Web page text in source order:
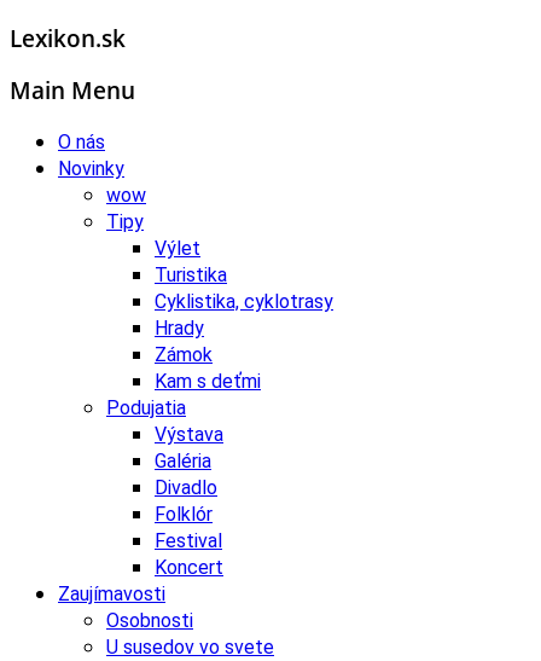
Lexikon.sk
Main Menu
O nás
Novinky
wow
Tipy
Výlet
Turistika
Cyklistika, cyklotrasy
Hrady
Zámok
Kam s deťmi
Podujatia
Výstava
Galéria
Divadlo
Folklór
Festival
Koncert
Zaujímavosti
Osobnosti
U susedov vo svete